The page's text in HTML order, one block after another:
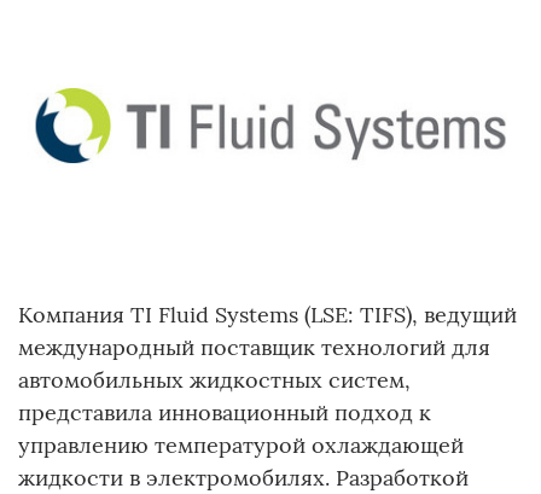
Компания TI Fluid Systems (LSE: TIFS), ведущий
международный поставщик технологий для
автомобильных жидкостных систем,
представила инновационный подход к
управлению температурой охлаждающей
жидкости в электромобилях. Разработкой